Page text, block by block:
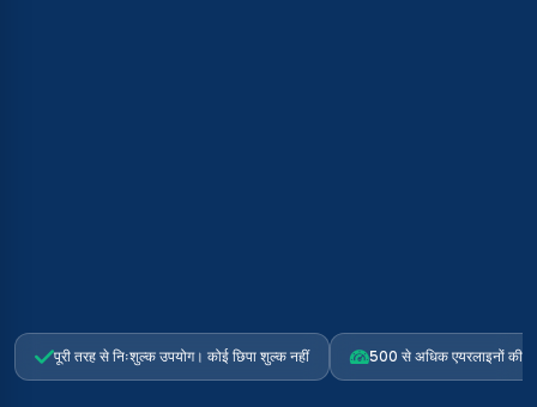
पूरी तरह से निःशुल्क उपयोग। कोई छिपा शुल्क नहीं 500 से अधिक एयरलाइनों की